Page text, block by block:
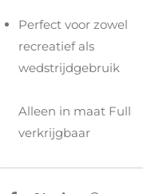
Perfect voor zowel
recreatief als
wedstrijdgebruik
Alleen in maat Full
verkrijgbaar